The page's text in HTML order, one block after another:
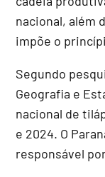
nacional, além
impõe o
Segundo
Geografia e
nacional de
e 2024. O
responsável